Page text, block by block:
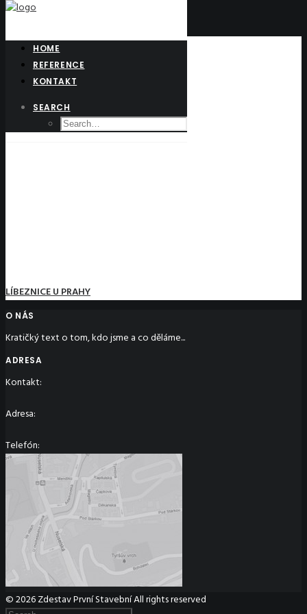
HOME
REFERENCE
KONTAKT
SEARCH
LÍBEZNICE U PRAHY
O NÁS
Kratičký text o tom, kdo jsme a co děláme...
ADRESA
Kontakt:
Adresa:
Telefón:
© 2026 Zdestav První Stavební All rights reserved